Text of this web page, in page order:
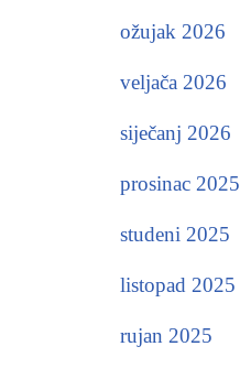
ožujak 2026
veljača 2026
siječanj 2026
prosinac 2025
studeni 2025
listopad 2025
rujan 2025